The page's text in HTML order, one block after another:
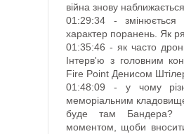
війна знову
01:29:34 -
характер поранень. Як
01:35:46 - як часто
Інтерв'ю з головним
Fire Point Денисом
01:48:09 - у чому
меморіальним
буде там Бандера?
моментом, щоби